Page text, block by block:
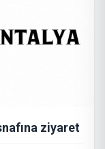
ziyaret